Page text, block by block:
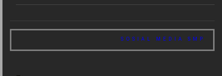
SOSIAL MEDIA SMP 2